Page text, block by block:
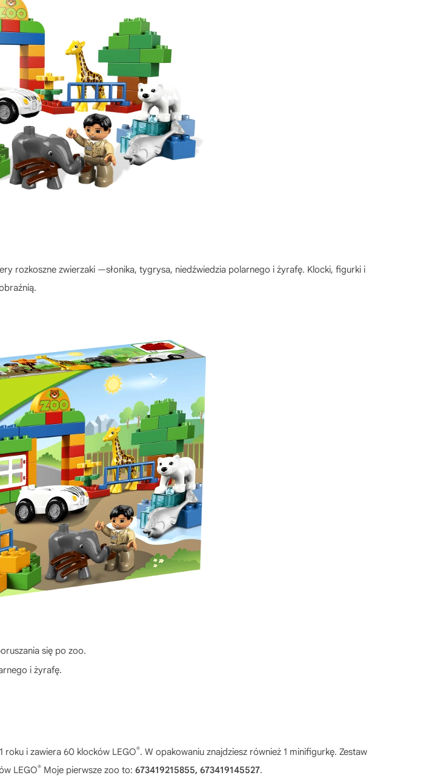
rozkoszne zwierzaki —słonika, tygrysa, niedźwiedzia polarnego i żyrafę. Klocki, figurki i
się po zoo.
i żyrafę.
roku i zawiera 60 klocków LEGO®. W opakowaniu znajdziesz również 1 minifigurkę. Zestaw
LEGO® Moje pierwsze zoo to: 673419215855, 673419145527.